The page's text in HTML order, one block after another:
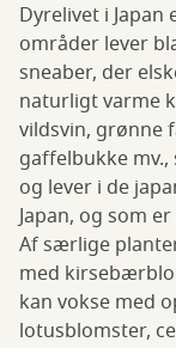
Dyrelivet i
områder lever
sneaber, der
naturligt varme
vildsvin, grønne
gaffelbukke
og lever i de
Japan, og som
Af særlige
med
kan vokse med
lotusblomster,